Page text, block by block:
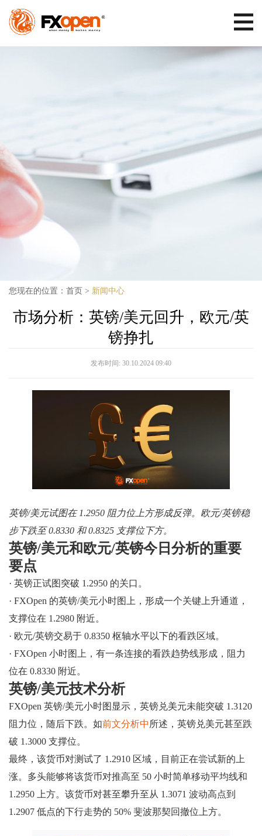
您现在的位置： 首页 > 新闻中心
市场分析：英镑/美元回升，欧元/英
镑挣扎
发布时间: 30.10.2024 09:40
英镑/美元试图在 1.2950 阻力位上方形成反弹。欧元/英镑稳
步下跌至 0.8330 和 0.8325 支撑位下方。
英镑/美元和欧元/英镑今日分析的重要
要点
· 英镑正试图突破 1.2950 的关口。
· FXOpen 的英镑/美元小时图上，形成一个关键上升通道，
支撑位在 1.2980 附近。
· 欧元/英镑交易于 0.8350 枢轴水平以下的看跌区域。
· FXOpen 小时图上，有一条连接的看跌趋势线形成，阻力
位在 0.8330 附近。
英镑/美元技术分析
FXOpen 英镑/美元小时图显示，英镑兑美元未能突破 1.3120
阻力位，随后下跌。如前文分析中 所述，英镑兑美元甚至跌
破 1.3000 支撑位。
最终，该货币对测试了 1.2910 区域，目前正在尝试新的上
涨。多头能够将该货币对推高至 50 小时简单移动平均线和
1.2950 上方。该货币对甚至攀升至从 1.3071 波动高点到
1.2907 低点的下行走势的 50% 斐波那契回撤位上方。